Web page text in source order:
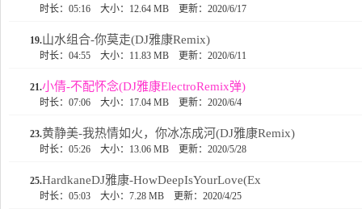
时长：05:16 大小：12.64 MB 更新：2020/6/17
19.山水组合-你莫走(DJ雅康Remix)
时长：04:55 大小：11.83 MB 更新：2020/6/11
21.小倩-不配怀念(DJ雅康ElectroRemix弹)
时长：07:06 大小：17.04 MB 更新：2020/6/4
23.黄静美-我热情如火，你冰冻成河(DJ雅康Remix)
时长：05:26 大小：13.06 MB 更新：2020/5/28
25.HardkaneDJ雅康-HowDeepIsYourLove(Ex
时长：05:03 大小：7.28 MB 更新：2020/4/25